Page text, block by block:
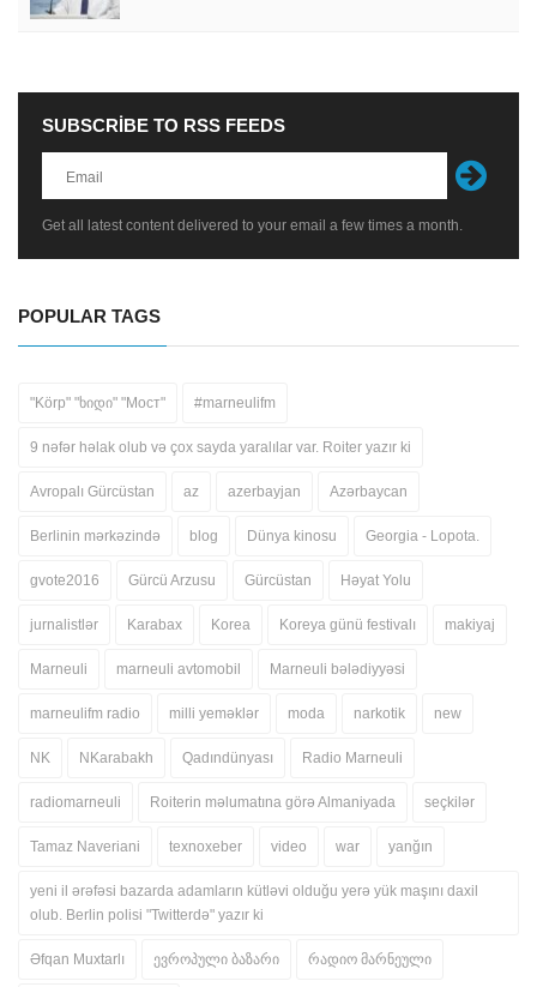
SUBSCRIBE TO RSS FEEDS
Get all latest content delivered to your email a few times a month.
POPULAR TAGS
"Körp" "ხიდი" "Мост" #marneulifm
9 nəfər həlak olub və çox sayda yaralılar var. Roiter yazır ki
Avropalı Gürcüstan az azerbayjan Azərbaycan
Berlinin mərkəzində blog Dünya kinosu Georgia - Lopota.
gvote2016 Gürcü Arzusu Gürcüstan Həyat Yolu
jurnalistlər Karabax Korea Koreya günü festivalı makiyaj
Marneuli marneuli avtomobil Marneuli bələdiyyəsi
marneulifm radio milli yeməklər moda narkotik new
NK NKarabakh Qadındünyası Radio Marneuli
radiomarneuli Roiterin məlumatına görə Almaniyada seçkilər
Tamaz Naveriani texnoxeber video war yanğın
yeni il ərəfəsi bazarda adamların kütləvi olduğu yerə yük maşını daxil
olub. Berlin polisi "Twitterdə" yazır ki
Əfqan Muxtarlı ევროპული ბაზარი რადიო მარნეული